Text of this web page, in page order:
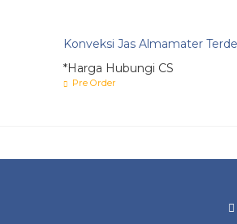
Konveksi Jas Almamater
*Harga Hubungi CS
Pre Order